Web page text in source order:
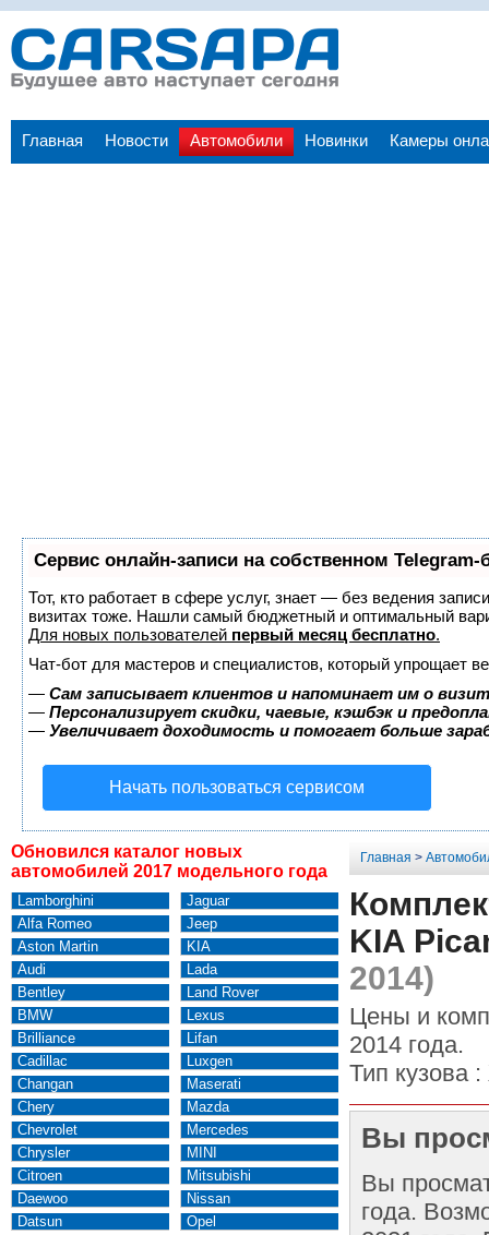
Главная Новости Автомобили Новинки Камеры
Сервис онлайн-записи на собственном Telegram-
Тот, кто работает в сфере услуг, знает — без ведения
визитах тоже. Нашли самый бюджетный и оптимальный
Для новых пользователей первый месяц бесплатно.
Чат-бот для мастеров и специалистов, который упрощает
— Сам записывает клиентов и напоминает им о
— Персонализирует скидки, чаевые, кэшбэк и
— Увеличивает доходимость и помогает больше
Начать пользоваться сервисом
Обновился каталог новых
автомобилей 2017 модельного года
Lamborghini
Alfa Romeo
Aston Martin
Audi
Bentley
BMW
Brilliance
Cadillac
Changan
Chery
Chevrolet
Chrysler
Citroen
Daewoo
Datsun
Jaguar
Jeep
KIA
Lada
Land Rover
Lexus
Lifan
Luxgen
Maserati
Mazda
Mercedes
MINI
Mitsubishi
Nissan
Opel
Главная >
KIA
2014)
Цены и
2014 года.
Тип кузова :
Вы
Вы
года.